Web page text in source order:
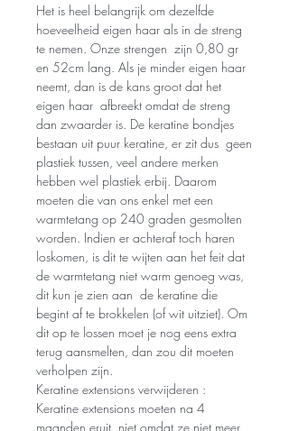
Het is heel belangrijk om dezelfde
hoeveelheid eigen haar als in de streng
te nemen. Onze strengen zijn 0,80 gr
en 52cm lang. Als je minder eigen haar
neemt, dan is de kans groot dat het
eigen haar afbreekt omdat de streng
dan zwaarder is. De keratine bondjes
bestaan uit puur keratine, er zit dus geen
plastiek tussen, veel andere merken
hebben wel plastiek erbij. Daarom
moeten die van ons enkel met een
warmtetang op 240 graden gesmolten
worden. Indien er achteraf toch haren
loskomen, is dit te wijten aan het feit dat
de warmtetang niet warm genoeg was,
dit kun je zien aan de keratine die
begint af te brokkelen (of wit uitziet). Om
dit op te lossen moet je nog eens extra
terug aansmelten, dan zou dit moeten
verholpen zijn.
Keratine extensions verwijderen :
Keratine extensions moeten na 4
maanden eruit, niet omdat ze niet meer